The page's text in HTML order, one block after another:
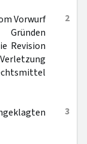
2
Vorwurf
Revision
3